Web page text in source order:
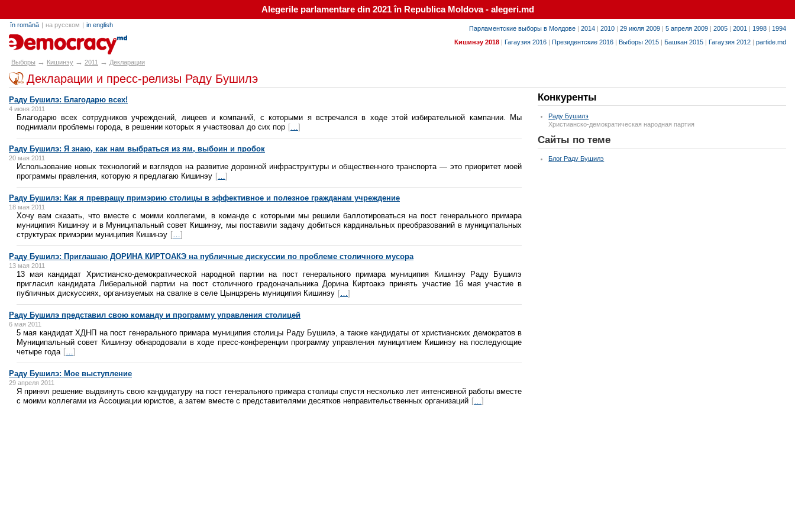
Alegerile parlamentare din 2021 în Republica Moldova - alegeri.md
Парламентские выборы в Молдове | 2014 | 2010 | 29 июля 2009 | 5 апреля 2009 | 2005 | 2001 | 1998 | 1994
Кишинэу 2018 | Гагаузия 2016 | Президентские 2016 | Выборы 2015 | Башкан 2015 | Гагаузия 2012 | partide.md
în română | на русском | in english
alegeri.md
Выборы → Кишинэу → 2011 → Декларации
Декларации и пресс-релизы Раду Бушилэ
Раду Бушилэ: Благодарю всех!
4 июня 2011
Благодарю всех сотрудников учреждений, лицеев и компаний, с которыми я встречался в ходе этой избирательной кампании. Мы
поднимали проблемы города, в решении которых я участвовал до сих пор [ ]
Раду Бушилэ: Я знаю, как нам выбраться из ям, выбоин и пробок
20 мая 2011
Использование новых технологий и взглядов на развитие дорожной инфраструктуры и общественного транспорта — это приоритет моей
программы правления, которую я предлагаю Кишинэу [ ]
Раду Бушилэ: Как я превращу примэрию столицы в эффективное и полезное гражданам учреждение
18 мая 2011
Хочу вам сказать, что вместе с моими коллегами, в команде с которыми мы решили баллотироваться на пост генерального примара
муниципия Кишинэу и в Муниципальный совет Кишинэу, мы поставили задачу добиться кардинальных преобразований в муниципальных
структурах примэрии муниципия Кишинэу [ ]
Раду Бушилэ: Приглашаю ДОРИНА КИРТОАКЭ на публичные дискуссии по проблеме столичного мусора
13 мая 2011
13 мая кандидат Христианско-демократической народной партии на пост генерального примара муниципия Кишинэу Раду Бушилэ
пригласил кандидата Либеральной партии на пост столичного градоначальника Дорина Киртоакэ принять участие 16 мая участие в
публичных дискуссиях, организуемых на свалке в селе Цынцэрень муниципия Кишинэу [ ]
Раду Бушилэ представил свою команду и программу управления столицей
6 мая 2011
5 мая кандидат ХДНП на пост генерального примара муниципия столицы Раду Бушилэ, а также кандидаты от христианских демократов в
Муниципальный совет Кишинэу обнародовали в ходе пресс-конференции программу управления муниципием Кишинэу на последующие
четыре года [ ]
Раду Бушилэ: Мое выступление
29 апреля 2011
Я принял решение выдвинуть свою кандидатуру на пост генерального примара столицы спустя несколько лет интенсивной работы вместе
с моими коллегами из Ассоциации юристов, а затем вместе с представителями десятков неправительственных организаций [ ]
Конкуренты
Раду Бушилэ
Христианско-демократическая народная партия
Сайты по теме
Блог Раду Бушилэ